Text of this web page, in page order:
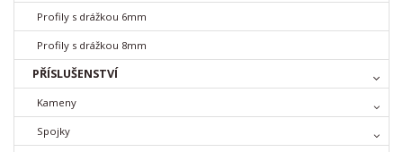
Profily s drážkou 6mm
Profily s drážkou 8mm
PŘÍSLUŠENSTVÍ
Kameny
Spojky